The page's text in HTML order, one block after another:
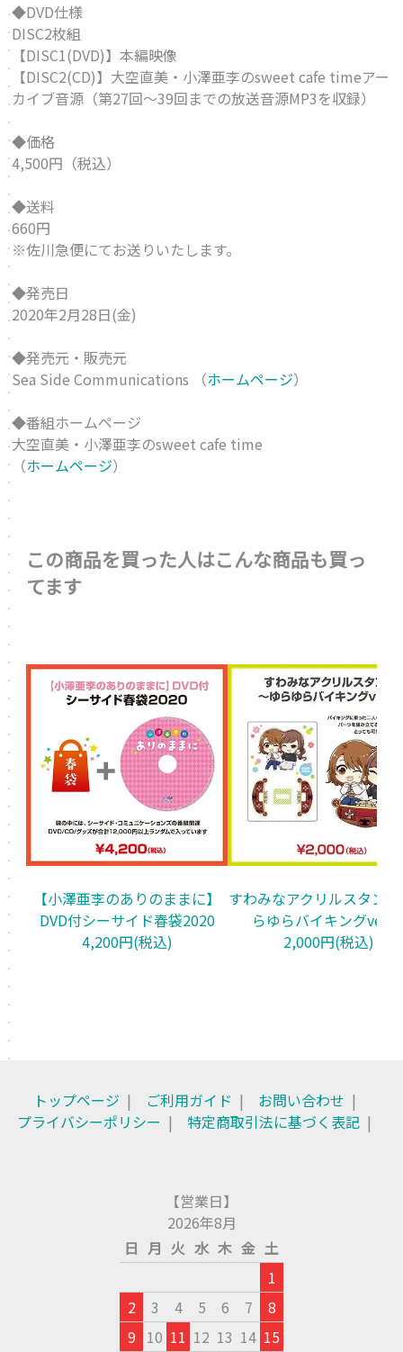
◆DVD仕様
DISC2枚組
【DISC1(DVD)】本編映像
【DISC2(CD)】大空直美・小澤亜李のsweet cafe timeアー
カイブ音源（第27回～39回までの放送音源MP3を収録）
◆価格
4,500円（税込）
◆送料
660円
※佐川急便にてお送りいたします。
◆発売日
2020年2月28日(金)
◆発売元・販売元
Sea Side Communications （ホームページ）
◆番組ホームページ
大空直美・小澤亜李のsweet cafe time
（ホームページ）
この商品を買った人はこんな商品も買っ
てます
【小澤亜李のありのままに】
DVD付シーサイド春袋2020
4,200円(税込)
すわみなアクリルスタン
らゆらバイキングver.
2,000円(税込)
トップページ ご利用ガイド
お問い合わせ
プライバシーポリシー
特定商取引法に基づく表記
【営業日】
2026年8月
日 月 火 水 木 金 土
1
2
3 4 5 6 7
8
9 10 11 12 13 14 15